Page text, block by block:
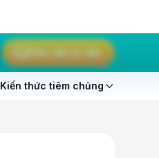
Yêu cầu tư vấn
Kiến thức tiêm chủng